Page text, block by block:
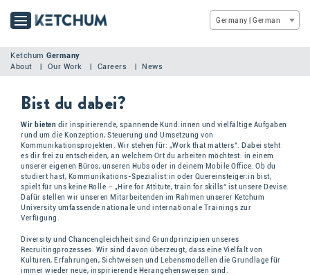
Germany | German
Ketchum Germany
About
Our Work Careers News
Bist du dabei?
Wir bieten dir inspirierende, spannende Kund:innen und vielfältige Aufgaben
rund um die Konzeption, Steuerung und Umsetzung von
Kommunikationsprojekten. Wir stehen für: „Work that matters“. Dabei steht
es dir frei zu entscheiden, an welchem Ort du arbeiten möchtest: in einem
unserer eigenen Büros, unseren Hubs oder in deinem Mobile Office. Ob du
studiert hast, Kommunikations-Spezialist:in oder Quereinsteiger:in bist,
spielt für uns keine Rolle – „Hire for Attitute, train for skills“ ist unsere Devise.
Dafür stellen wir unseren Mitarbeitenden im Rahmen unserer Ketchum
University umfassende nationale und internationale Trainings zur
Verfügung.
Diversity und Chancengleichheit sind Grundprinzipien unseres
Recruitingprozesses. Wir sind davon überzeugt, dass eine Vielfalt von
Kulturen, Erfahrungen, Sichtweisen und Lebensmodellen die Grundlage für
immer wieder neue, inspirierende Herangehensweisen sind.